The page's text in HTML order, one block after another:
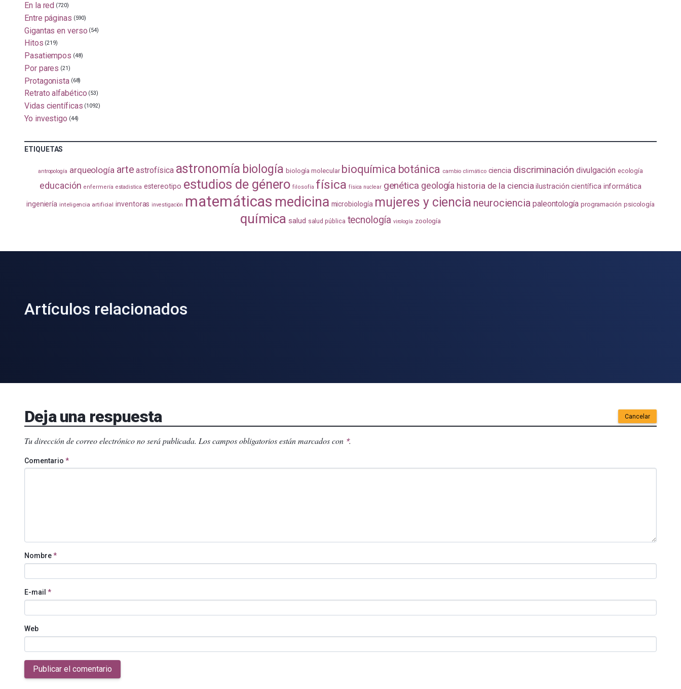
En la red (720)
Entre páginas (590)
Gigantas en verso (54)
Hitos (219)
Pasatiempos (48)
Por pares (21)
Protagonista (68)
Retrato alfabético (53)
Vidas científicas (1092)
Yo investigo (44)
ETIQUETAS
antropología arqueología arte astrofísica astronomía biología biología molecular bioquímica botánica cambio climático ciencia discriminación divulgación ecología
educación enfermería estadistica estereotipo estudios de género filosofía física física nuclear genética geología historia de la ciencia ilustración científica informática
ingeniería inteligencia artificial inventoras investigación matemáticas medicina microbiología mujeres y ciencia neurociencia paleontología programación psicología
química salud salud pública tecnología virología zoología
Artículos relacionados
Deja una respuesta Cancelar
Tu dirección de correo electrónico no será publicada. Los campos obligatorios están marcados con *.
Comentario *
Nombre*
E-mail *
Web
Publicar el comentario